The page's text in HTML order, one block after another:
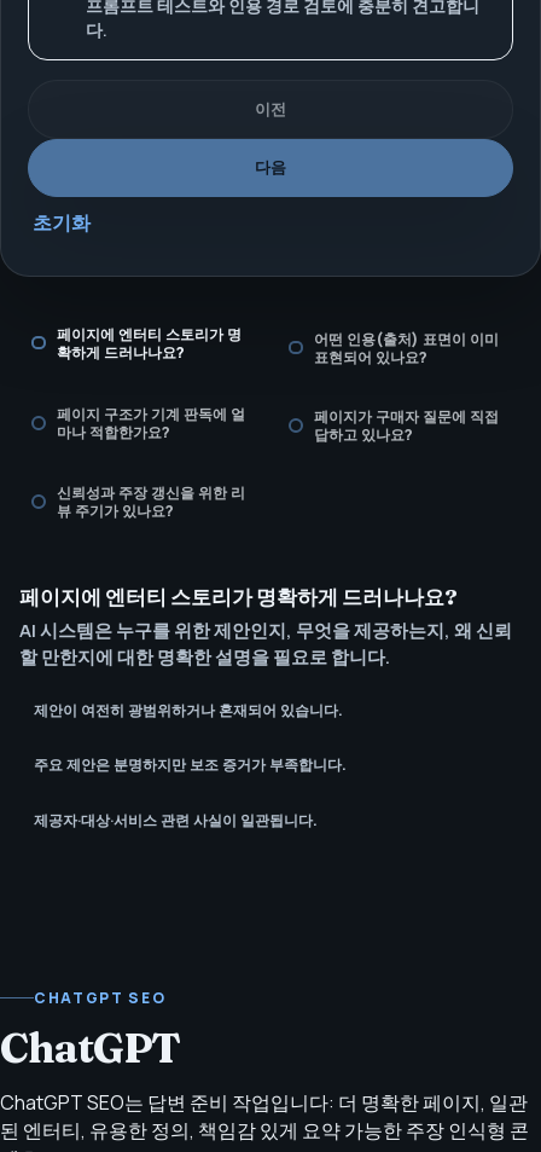
프롬프트 테스트와 인용 경로 검토에 충분히 견고합니
다.
이전
다음
초기화
페이지에 엔터티 스토리가 명
확하게 드러나나요?
어떤 인용(출처) 표면이 이미
표현되어 있나요?
페이지 구조가 기계 판독에 얼
마나 적합한가요?
페이지가 구매자 질문에 직접
답하고 있나요?
신뢰성과 주장 갱신을 위한 리
뷰 주기가 있나요?
페이지에 엔터티 스토리가 명확하게 드러나나요?
AI 시스템은 누구를 위한 제안인지, 무엇을 제공하는지, 왜 신뢰
할 만한지에 대한 명확한 설명을 필요로 합니다.
제안이 여전히 광범위하거나 혼재되어 있습니다.
주요 제안은 분명하지만 보조 증거가 부족합니다.
제공자·대상·서비스 관련 사실이 일관됩니다.
CHATGPT SEO
ChatGPT
ChatGPT SEO는 답변 준비 작업입니다: 더 명확한 페이지, 일관
된 엔터티, 유용한 정의, 책임감 있게 요약 가능한 주장 인식형 콘